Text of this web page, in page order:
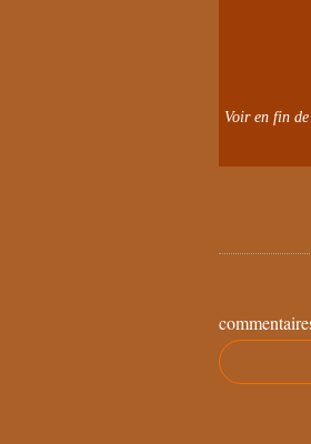
Voir en fin